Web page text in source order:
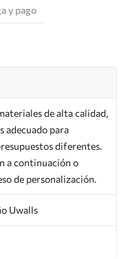
y pago
de alta calidad,
adecuado para
diferentes.
a continuación o
de personalización.
Uwalls